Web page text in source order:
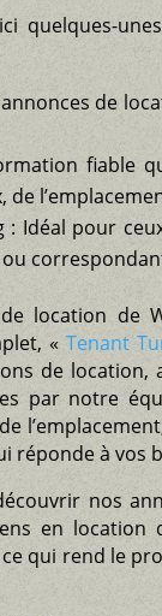
quelques-
de
fiable
: Idéal pour
location de
«Tenant
de
par notre
réponde à vos
nos
en location
qui rend le